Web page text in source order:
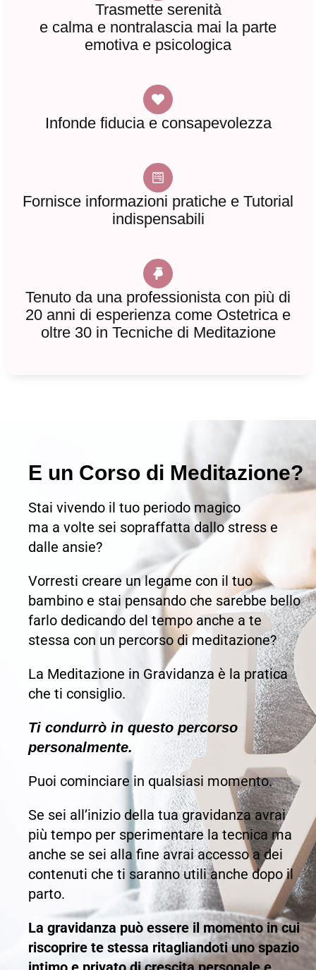
Trasmette serenità
e calma e nontralascia mai la parte
emotiva e psicologica
Infonde fiducia e consapevolezza
Fornisce informazioni pratiche e Tutorial
indispensabili
Tenuto da una professionista con più di
20 anni di esperienza come Ostetrica e
oltre 30 in Tecniche di Meditazione
E un Corso di Meditazione?
Stai vivendo il tuo periodo magico
ma a volte sei sopraffatta dallo stress e
dalle ansie?
Vorresti creare un legame con il tuo
bambino e stai pensando che sarebbe bello
farlo dedicando del tempo anche a te
stessa con un percorso di meditazione?
La Meditazione in Gravidanza è la pratica
che ti consiglio.
Ti condurrò in questo percorso
personalmente.
Puoi cominciare in qualsiasi momento.
Se sei all’inizio della tua gravidanza avrai
più tempo per sperimentare la tecnica ma
anche se sei alla fine avrai accesso a dei
contenuti che ti saranno utili anche dopo il
parto.
La gravidanza può essere il momento in cui
riscoprire te stessa ritagliandoti uno spazio